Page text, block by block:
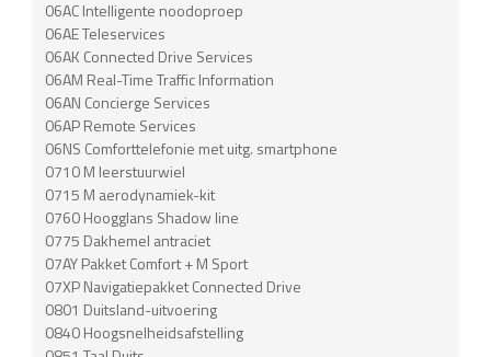
06AC Intelligente noodoproep
06AE Teleservices
06AK Connected Drive Services
06AM Real-Time Traffic Information
06AN Concierge Services
06AP Remote Services
06NS Comforttelefonie met uitg. smartphone
0710 M leerstuurwiel
0715 M aerodynamiek-kit
0760 Hoogglans Shadow line
0775 Dakhemel antraciet
07AY Pakket Comfort + M Sport
07XP Navigatiepakket Connected Drive
0801 Duitsland-uitvoering
0840 Hoogsnelheidsafstelling